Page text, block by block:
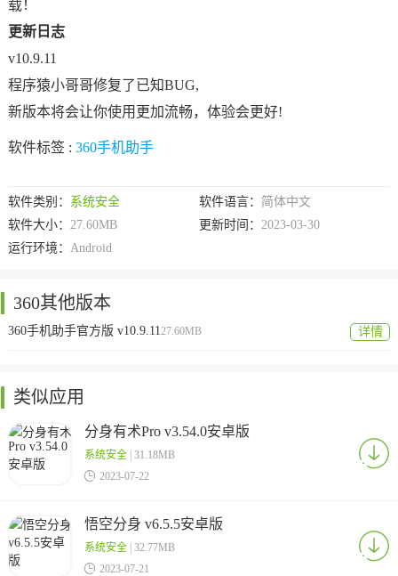
载！
更新日志
v10.9.11
程序猿小哥哥修复了已知BUG,
新版本将会让你使用更加流畅，体验会更好!
软件标签 : 360手机助手
软件类别： 系统安全 软件语言： 简体中文
软件大小： 27.60MB 更新时间： 2023-03-30
运行环境： Android
360其他版本
360手机助手官方版 v10.9.1127.60MB 详情
类似应用
分身有术Pro v3.54.0安卓版
系统安全| 31.18MB
 2023-07-22
悟空分身 v6.5.5安卓版
系统安全| 32.77MB
 2023-07-21